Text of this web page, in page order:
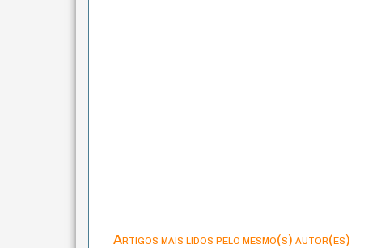
Artigos mais lidos pelo mesmo(s) autor(es)